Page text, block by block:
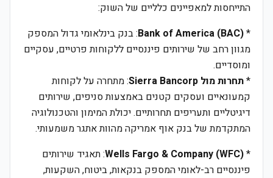
התייחסות למאפיינים כלליים של השוק:
*
Bank of America (BAC): בנק בינלאומי גדול המספק
מגוון רחב של שירותים פיננסיים ללקוחות פרטיים, עסקיים
ומוסדיים.
*תחרות מול Sierra Bancorp
: מתחרה על לקוחות
קמעונאיים ועסקים קטנים באמצעות סניפים, שירותים
דיגיטליים ותעריפים תחרותיים. יכולת המימון והטכנולוגיה
המתקדמת של בנק אוף אמריקה מהוות אתגר משמעותי.
*
Wells Fargo & Company (WFC): תאגיד שירותים
פיננסיים רב-לאומי המספק בנקאות, ביטוח, השקעות,